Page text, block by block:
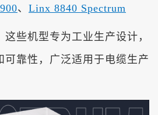
、 Linx 8840 Spectrum
些机型专为工业生产设计，
可靠性，广泛适用于电缆生产